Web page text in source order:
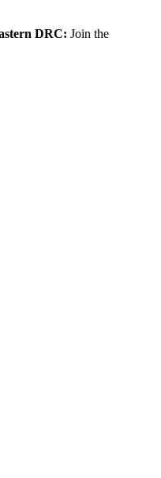
DRC: Join the